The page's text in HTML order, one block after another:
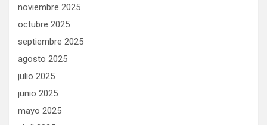
noviembre 2025
octubre 2025
septiembre 2025
agosto 2025
julio 2025
junio 2025
mayo 2025